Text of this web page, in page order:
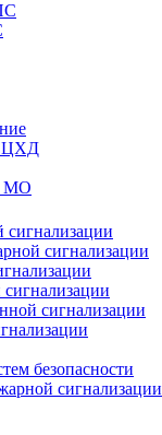
МО
сигнализации
сигнализации
сигнализации
безопасности
сигнализации